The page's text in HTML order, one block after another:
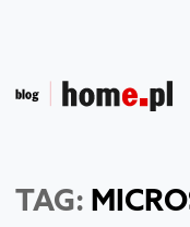
TAG: